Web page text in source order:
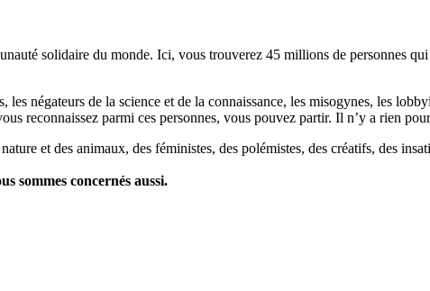
solidaire du monde. Ici, vous trouverez 45 millions de personnes
les négateurs de la science et de la connaissance, les misogynes, les
reconnaissez parmi ces personnes, vous pouvez partir. Il n’y a rien
et des animaux, des féministes, des polémistes, des créatifs, des
sommes concernés aussi.